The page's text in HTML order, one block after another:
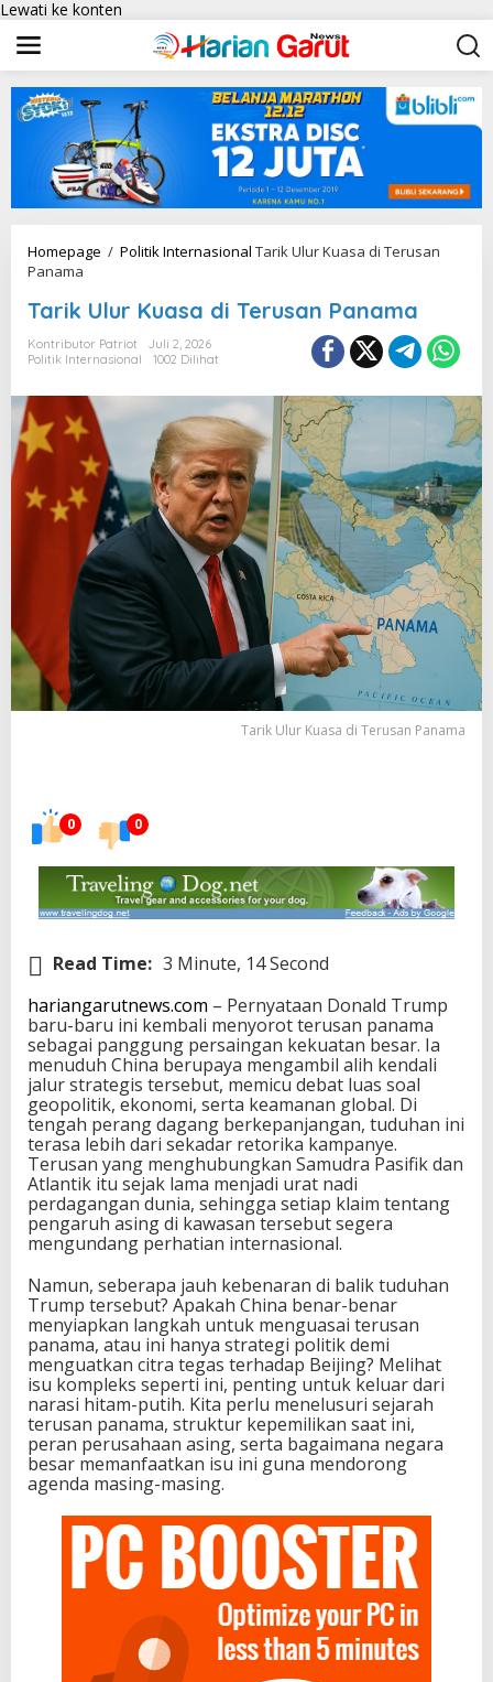
Lewati ke konten
Homepage / Politik Internasional Tarik Ulur Kuasa di Terusan
Panama
Tarik Ulur Kuasa di Terusan Panama
Kontributor Patriot
Juli 2, 2026
Politik Internasional
1002 Dilihat
Tarik Ulur Kuasa di Terusan Panama
0 0
Read Time: 3 Minute, 14 Second
hariangarutnews.com – Pernyataan Donald Trump
baru-baru ini kembali menyorot terusan panama
sebagai panggung persaingan kekuatan besar. Ia
menuduh China berupaya mengambil alih kendali
jalur strategis tersebut, memicu debat luas soal
geopolitik, ekonomi, serta keamanan global. Di
tengah perang dagang berkepanjangan, tuduhan ini
terasa lebih dari sekadar retorika kampanye.
Terusan yang menghubungkan Samudra Pasifik dan
Atlantik itu sejak lama menjadi urat nadi
perdagangan dunia, sehingga setiap klaim tentang
pengaruh asing di kawasan tersebut segera
mengundang perhatian internasional.
Namun, seberapa jauh kebenaran di balik tuduhan
Trump tersebut? Apakah China benar-benar
menyiapkan langkah untuk menguasai terusan
panama, atau ini hanya strategi politik demi
menguatkan citra tegas terhadap Beijing? Melihat
isu kompleks seperti ini, penting untuk keluar dari
narasi hitam-putih. Kita perlu menelusuri sejarah
terusan panama, struktur kepemilikan saat ini,
peran perusahaan asing, serta bagaimana negara
besar memanfaatkan isu ini guna mendorong
agenda masing-masing.